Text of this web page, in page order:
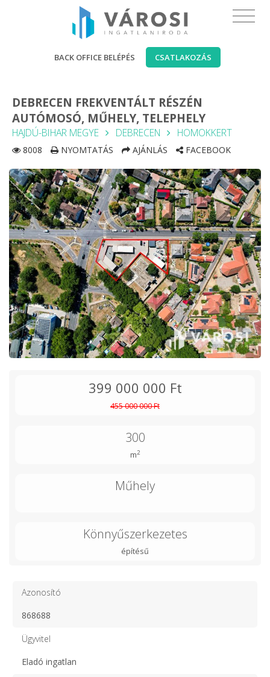
BACK OFFICE BELÉPÉS CSATLAKOZÁS
DEBRECEN FREKVENTÁLT RÉSZÉN
AUTÓMOSÓ, MŰHELY, TELEPHELY
HAJDÚ-BIHAR MEGYE DEBRECEN HOMOKKERT
8008 NYOMTATÁS AJÁNLÁS FACEBOOK
399 000 000 Ft
455 000 000 Ft
300
m2
Műhely
Könnyűszerkezetes
építésű
Azonosító
868688
Ügyvitel
Eladó ingatlan